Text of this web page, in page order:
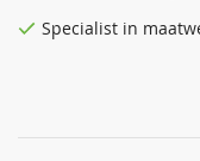
Specialist in